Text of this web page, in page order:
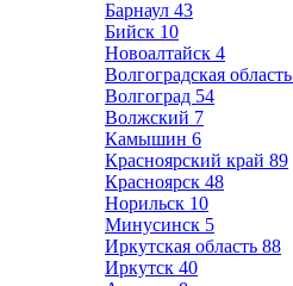
Барнаул 43
Бийск 10
Новоалтайск 4
Волгоградская область
Волгоград 54
Волжский 7
Камышин 6
Красноярский край 89
Красноярск 48
Норильск 10
Минусинск 5
Иркутская область 88
Иркутск 40